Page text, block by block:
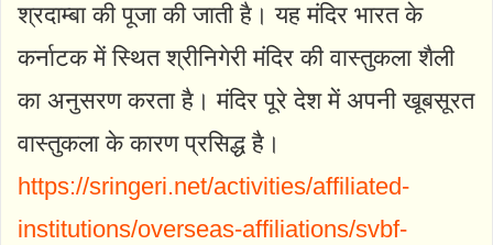
श्रदाम्बा की पूजा की जाती है। यह मंदिर भारत के
कर्नाटक में स्थित श्रीनिगेरी मंदिर की वास्तुकला शैली
का अनुसरण करता है। मंदिर पूरे देश में अपनी खूबसूरत
वास्तुकला के कारण प्रसिद्ध है।
https://sringeri.net/activities/affiliated-
institutions/overseas-affiliations/svbf-